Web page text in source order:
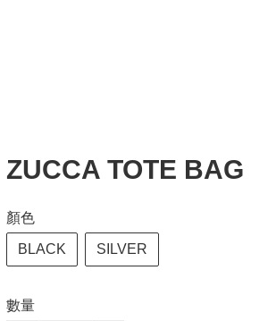
ZUCCA TOTE BAG
顏色
BLACK SILVER
數量